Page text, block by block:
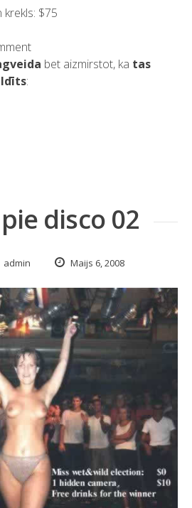
krekls: $75
bet aizmirstot, ka tas
:
disco 02
admin Maijs 6, 2008